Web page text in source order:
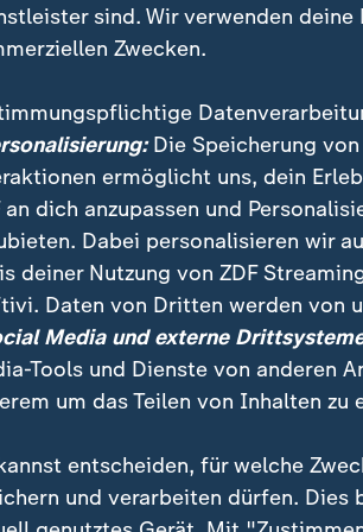
dem Erdbeben in der Türkei und
der zahlreichen obdachlos
nicht reicht", so ZDF-
sind. Wir verwenden deine
Zwecken.
Die Speicherung
ermöglicht uns, dein
an dich anzupassen und
Dabei personalisieren wir
deiner Nutzung von ZDF
Daten von Dritten werden von
Media und externe
Tools und Dienste von anderen
um das Teilen von Inhalten zu
entscheiden, für welche
und verarbeiten dürfen. Dies